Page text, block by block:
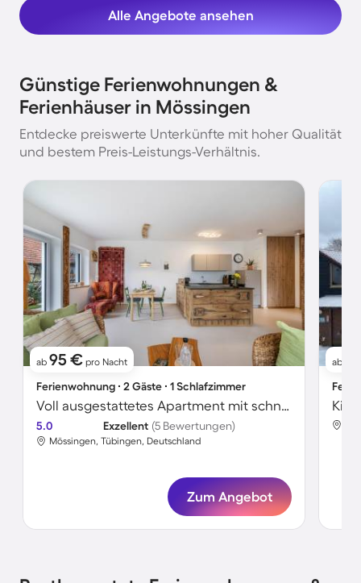
Alle Angebote ansehen
Günstige Ferienwohnungen &
Ferienhäuser in Mössingen
Entdecke preiswerte Unterkünfte mit hoher Qualität
und bestem Preis-Leistungs-Verhältnis.
ab 95 € pro Nacht
Ferienwohnung ∙ 2 Gäste ∙ 1 Schlafzimmer
Voll ausgestattetes Apartment mit schnellem Internet, Terrasse und Garten | Gartenblick
5.0 Exzellent (5 Bewertungen)
Mössingen, Tübingen, Deutschland
Zum Angebot
ab